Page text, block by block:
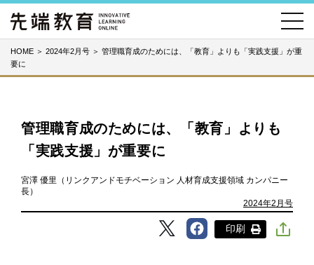
HOME ＞ 2024年2月号 ＞ 管理職育成のためには、「教育」よりも「実践支援」が重
要に
管理職育成のためには、「教育」よりも
「実践支援」が重要に
宮澤 優里（リンクアンドモチベーション 人材育成支援領域 カンパニー
長）
2024年2月号
印刷